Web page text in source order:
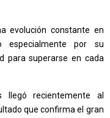
evolución constante en
especialmente por su
para superarse en cada
recientemente al
que confirma el gran